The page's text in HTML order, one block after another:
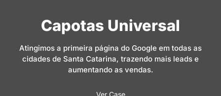
Capotas Universal
Atingimos a primeira página do Google em todas as
cidades de Santa Catarina, trazendo mais leads e
aumentando as vendas.
Ver Case